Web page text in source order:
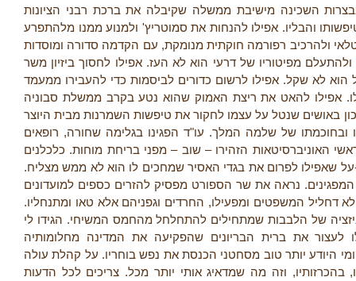
השכינה מישיבת ממשלה שקיבלה את ברכת רבני הציונות
והבליו. אפילו להנחות את סמוטריץ' ולמנוע ממנו מלהתפרע
ולהרכיב רפורמה חוקתית מנומקת, עם הקדמה סדורה ומוסדות
מפיטוריו של דרעי הוא לא העז. אפילו לחסוך ביזיון משר
לא שקל. אפילו לרשום כדורים לביסמות כדי להעבירו ממעמד
אפילו להאט את ריצת האמוק שהוא נטע בקרב ממשלת סבוניה
באושים שנטל על עצמו לחקור את טיפשות השמרנות מבית היוצר
ובחוכמתו של שלמה המלך. עו"ד הפגינו בגלימה שחורה, רופאים
האוניברסיטאות הזהירו – שוב – מפני בריחת מוחות. כלכלנים
שאפילו לפרום את בגדי האסיר שמחכים לו הוא לא ממש מצליח.
נראה את שר הספורט מפסיק להזרים כספים למועדונים
דחליל המשפטים ומפעילו, החרדים וגפניהם אלא טאו ומתנחליו.
של הלבבות שמתחילים להתחלחל מהחמס המשיחי. הגידו לי
לעצור את ברית הבריונים שהפקיעה את המדינה מחלומותיה
היודע יותר טוב מסחטני הכנסת את נפש בוחריו. על קהלת עולה
בהכרזותיו, וזה מה שמדאיג אותי יותר מכל. צריכים לכל הדעות